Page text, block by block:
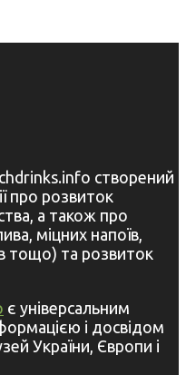
створений
про розвиток
а також про
міцних напоїв,
тощо) та розвиток
є універсальним
і досвідом
України, Європи і